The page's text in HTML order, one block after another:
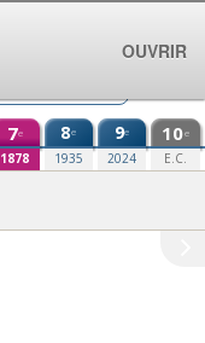
7e
1878
8e
1935
9e
2024
10e
E.C.
OUVRIR